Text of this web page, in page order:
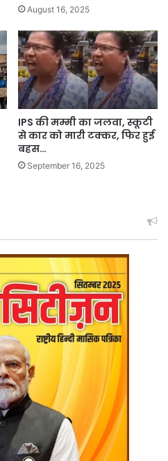
August 16, 2025
IPS की मम्मी का जलवा, स्कूटी
से कार को मारी टक्कर, फिर हुई
बहस…
September 16, 2025